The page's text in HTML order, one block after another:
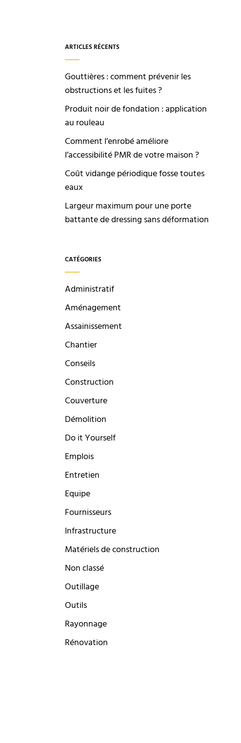
ARTICLES RÉCENTS
Gouttières : comment prévenir les
obstructions et les fuites ?
Produit noir de fondation : application
au rouleau
Comment l’enrobé améliore
l’accessibilité PMR de votre maison ?
Coût vidange périodique fosse toutes
eaux
Largeur maximum pour une porte
battante de dressing sans déformation
CATÉGORIES
Administratif
Aménagement
Assainissement
Chantier
Conseils
Construction
Couverture
Démolition
Do it Yourself
Emplois
Entretien
Equipe
Fournisseurs
Infrastructure
Matériels de construction
Non classé
Outillage
Outils
Rayonnage
Rénovation